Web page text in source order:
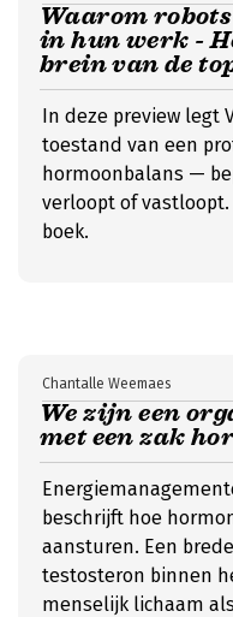
Waarom
in hun werk -
brein van de
In deze preview legt
toestand van een
hormoonbalans —
verloopt of
boek.
We zijn een
met een zak
Chantalle Weemaes
beschrijft hoe
aansturen. Een
testosteron binnen
menselijk lichaam